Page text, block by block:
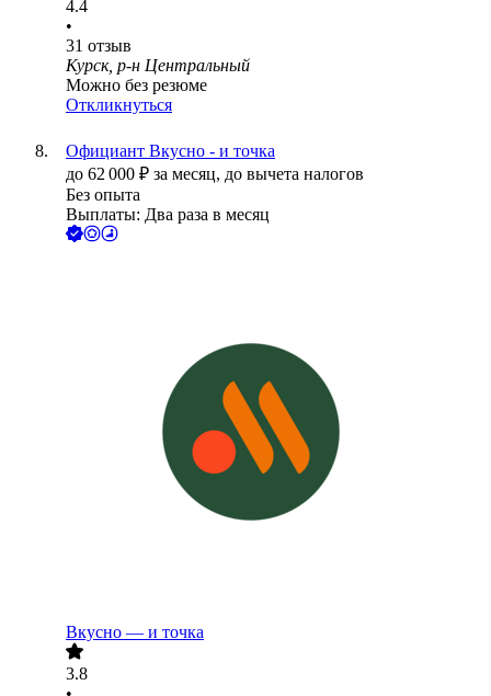
4.4
•
31 отзыв
Курск, р-н Центральный
Можно без резюме
Откликнуться
Официант Вкусно - и точка
до 62 000 ₽ за месяц, до вычета налогов
Без опыта
Выплаты: Два раза в месяц
Вкусно — и точка
3.8